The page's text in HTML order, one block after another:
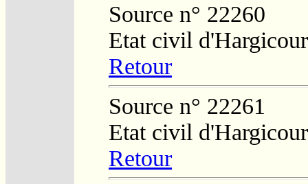
Source n° 22260
Etat civil
Retour
Source n° 22261
Etat civil
Retour